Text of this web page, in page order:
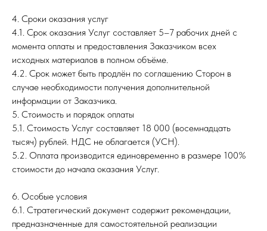
4. Сроки оказания услуг
4.1. Срок оказания Услуг составляет 5–7 рабочих дней с
момента оплаты и предоставления Заказчиком всех
исходных материалов в полном объёме.
4.2. Срок может быть продлён по соглашению Сторон в
случае необходимости получения дополнительной
информации от Заказчика.
5. Стоимость и порядок оплаты
5.1. Стоимость Услуг составляет 18 000 (восемнадцать
тысяч) рублей. НДС не облагается (УСН).
5.2. Оплата производится единовременно в размере 100%
стоимости до начала оказания Услуг.
6. Особые условия
6.1. Стратегический документ содержит рекомендации,
предназначенные для самостоятельной реализации